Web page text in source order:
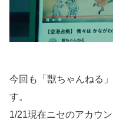
今回も「獣ちゃんねる
す。
1/21現在ニセのアカウ